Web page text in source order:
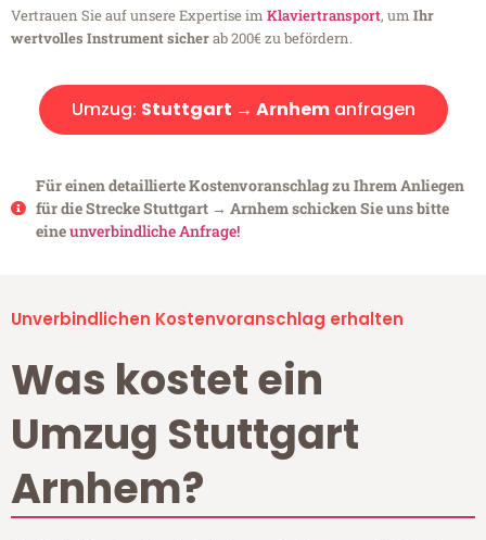
Vertrauen Sie auf unsere Expertise im Klaviertransport, um Ihr
wertvolles Instrument sicherab 200€ zu befördern.
Umzug: Stuttgart → Arnhemanfragen
Für einen detaillierte Kostenvoranschlag zu Ihrem Anliegen
für die Strecke Stuttgart → Arnhem schicken Sie uns bitte
eineunverbindliche Anfrage!
Unverbindlichen Kostenvoranschlag erhalten
Was kostet ein
Umzug Stuttgart
Arnhem?